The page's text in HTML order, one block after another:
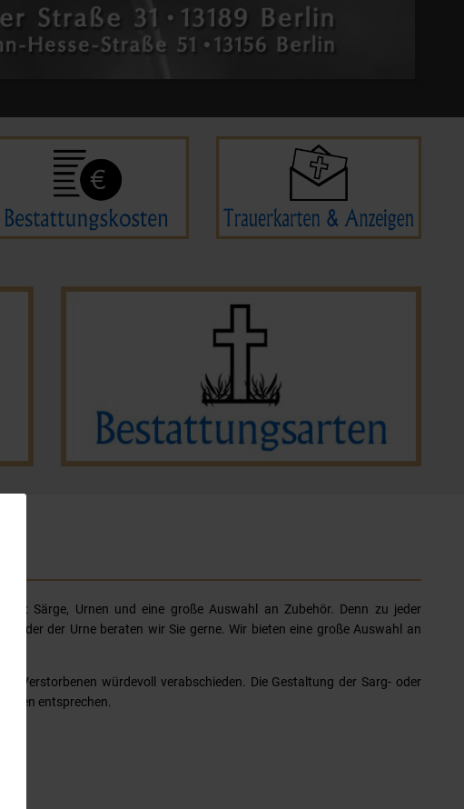
Särge, Urnen und eine große Auswahl an Zubehör. Denn zu jeder
oder der Urne beraten wir Sie gerne. Wir bieten eine große Auswahl an
Verstorbenen würdevoll verabschieden. Die Gestaltung der Sarg- oder
entsprechen.